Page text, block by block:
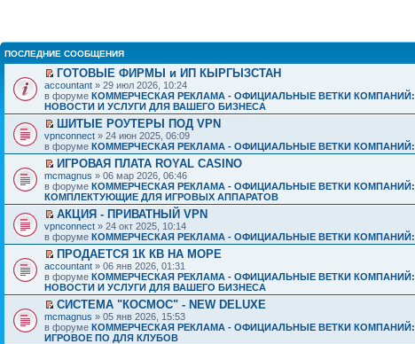
ПОСЛЕДНИЕ СООБЩЕНИЯ
ГОТОВЫЕ ФИРМЫ и ИП КЫРГЫЗСТАН
accountant » 29 июл 2026, 10:24
в форуме КОММЕРЧЕСКАЯ РЕКЛАМА - ОФИЦИАЛЬНЫЕ ВЕТКИ КОМПАНИЙ:
НОВОСТИ И УСЛУГИ ДЛЯ ВАШЕГО БИЗНЕСА
ШИТЫЕ РОУТЕРЫ ПОД VPN
vpnconnect » 24 июн 2025, 06:09
в форуме КОММЕРЧЕСКАЯ РЕКЛАМА - ОФИЦИАЛЬНЫЕ ВЕТКИ КОМПАНИЙ:
ИГРОВАЯ ПЛАТА ROYAL CASINO
mcmagnus » 06 мар 2026, 06:46
в форуме КОММЕРЧЕСКАЯ РЕКЛАМА - ОФИЦИАЛЬНЫЕ ВЕТКИ КОМПАНИЙ:
КОМПЛЕКТУЮЩИЕ ДЛЯ ИГРОВЫХ АППАРАТОВ
АКЦИЯ - ПРИВАТНЫЙ VPN
vpnconnect » 24 окт 2025, 10:14
в форуме КОММЕРЧЕСКАЯ РЕКЛАМА - ОФИЦИАЛЬНЫЕ ВЕТКИ КОМПАНИЙ:
ПРОДАЕТСЯ 1К КВ НА МОРЕ
accountant » 06 янв 2026, 01:31
в форуме КОММЕРЧЕСКАЯ РЕКЛАМА - ОФИЦИАЛЬНЫЕ ВЕТКИ КОМПАНИЙ:
НОВОСТИ И УСЛУГИ ДЛЯ ВАШЕГО БИЗНЕСА
СИСТЕМА "КОСМОС" - NEW DELUXE
mcmagnus » 05 янв 2026, 15:53
в форуме КОММЕРЧЕСКАЯ РЕКЛАМА - ОФИЦИАЛЬНЫЕ ВЕТКИ КОМПАНИЙ:
ИГРОВОЕ ПО ДЛЯ КЛУБОВ